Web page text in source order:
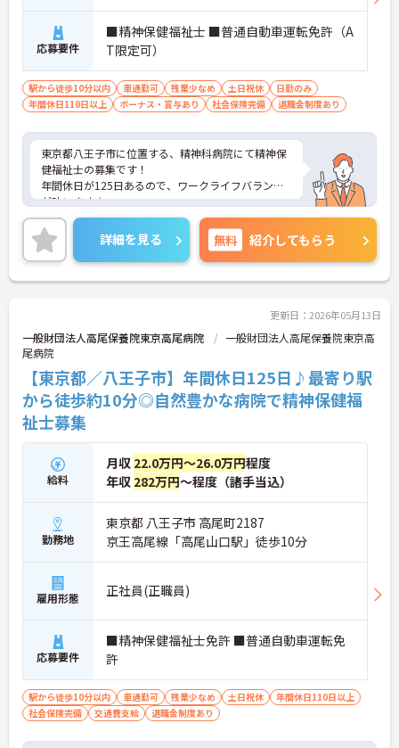
応募要件
■精神保健福祉士 ■普通自動車運転免許（A
T限定可）
駅から徒歩10分以内 車通勤可 残業少なめ 土日祝休
日勤のみ
年間休日110日以上
ボーナス・賞与あり 社会保険完備 退職金制度あり
東京都八王子市に位置する、精神科病院にて精神保
健福祉士の募集です！
年間休日が125日あるので、ワークライフバランス
が叶います☆
また、賞与4.6ヵ月の支給実績があるため、給与面も
安心です◎さらに、駅から徒歩10分の立地なので通
勤らくらくです♪
ご興味のある方には、面接対策ポイントなど、さら
に詳細をお話しいたしますのでお気軽にご相談くだ
詳細を見る 無料 紹介してもらう
更新日：2026年05月13日
一般財団法人高尾保養院東京高尾病院
一般財団法人高尾保養院東京高
尾病院
【東京都／八王子市】年間休日125日♪最寄り駅
から徒歩約10分◎自然豊かな病院で精神保健福
祉士募集
給料
月収 22.0万円～26.0万円程度
年収 282万円～程度（諸手当込）
勤務地
東京都 八王子市 高尾町2187
京王高尾線「高尾山口駅」徒歩10分
雇用形態 正社員(正職員)
応募要件
■精神保健福祉士免許 ■普通自動車運転免
許
駅から徒歩10分以内 車通勤可 残業少なめ 土日祝休
年間休日110日以上
社会保険完備
交通費支給 退職金制度あり